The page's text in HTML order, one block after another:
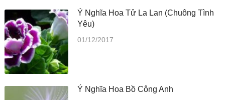
Ý Nghĩa Hoa Tử La Lan (Chuông Tình
Yêu)
01/12/2017
Ý Nghĩa Hoa Bồ Công Anh